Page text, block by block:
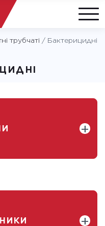
трубчаті / Бактерицидні